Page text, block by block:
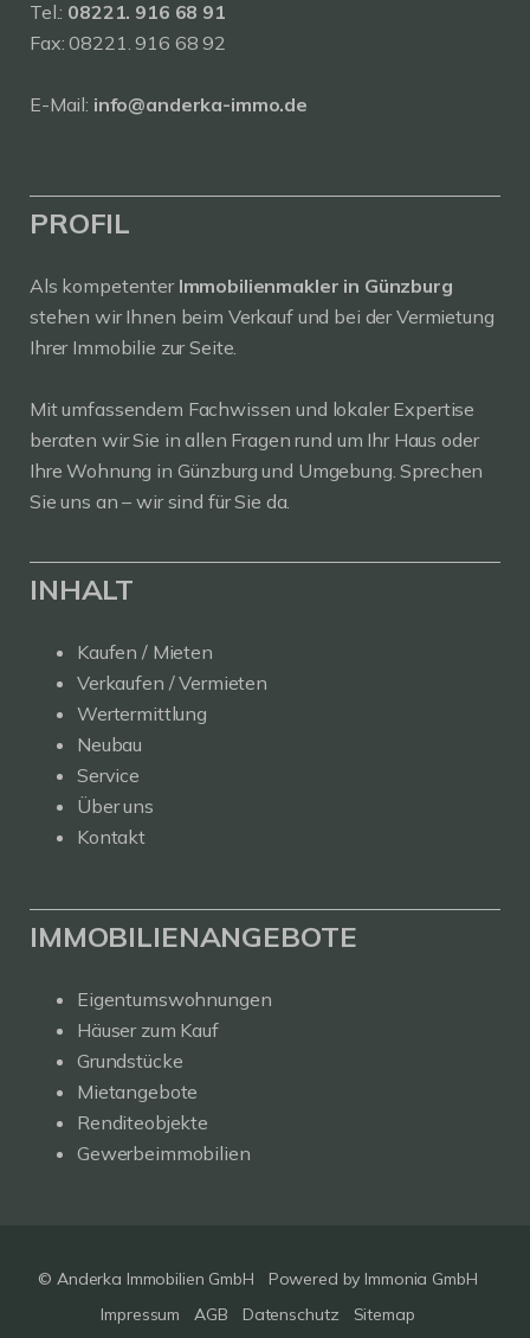
Tel.: 08221. 916 68 91
Fax: 08221. 916 68 92
E-Mail: info@anderka-immo.de
PROFIL
Als kompetenter Immobilienmakler in Günzburg
stehen wir Ihnen beim Verkauf und bei der Vermietung
Ihrer Immobilie zur Seite.
Mit umfassendem Fachwissen und lokaler Expertise
beraten wir Sie in allen Fragen rund um Ihr Haus oder
Ihre Wohnung in Günzburg und Umgebung. Sprechen
Sie uns an – wir sind für Sie da.
INHALT
Kaufen / Mieten
Verkaufen / Vermieten
Wertermittlung
Neubau
Service
Über uns
Kontakt
IMMOBILIENANGEBOTE
Eigentumswohnungen
Häuser zum Kauf
Grundstücke
Mietangebote
Renditeobjekte
Gewerbeimmobilien
© Anderka Immobilien GmbH Powered by Immonia GmbH
Impressum
AGB Datenschutz
Sitemap